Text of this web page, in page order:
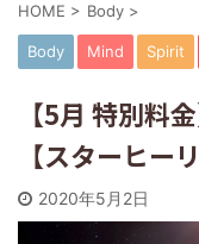
HOME > Body >
Body Mind Spirit
【5月 特別料
【スターヒー
2020年5月2日